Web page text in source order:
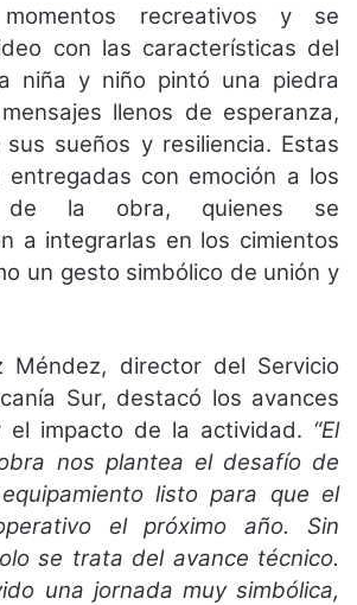
momentos recreativos y se
con las características del
niña y niño pintó una piedra
llenos de esperanza,
sueños y resiliencia. Estas
entregadas con emoción a los
de la obra, quienes se
a integrarlas en los cimientos
un gesto simbólico de unión y
Méndez, director del Servicio
Sur, destacó los avances
el impacto de la actividad. “El
nos plantea el desafío de
listo para que el
el próximo año. Sin
se trata del avance técnico.
una jornada muy simbólica,